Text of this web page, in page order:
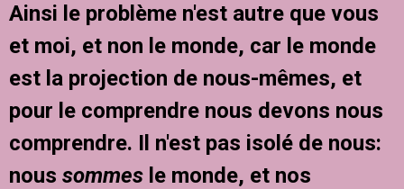
Ainsi le problème n'est autre que vous
et moi, et non le monde, car le monde
est la projection de nous-mêmes, et
pour le comprendre nous devons nous
comprendre. Il n'est pas isolé de nous:
nous sommes le monde, et nos